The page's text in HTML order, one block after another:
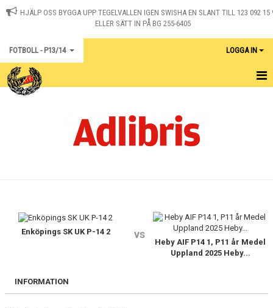
HJÄLP OSS BYGGA UPP TEGELVALLEN IGEN SWISHA EN SLANT TILL 123 092 15
ELLER SÄTT IN PÅ BG 255-6405
FOTBOLL - P13/14 LOGGA IN
Enköpings SK UK P-14 2 vs
Heby AIF P14 1, P11 år Medel
Uppland 2025 Heby...
INFORMATION